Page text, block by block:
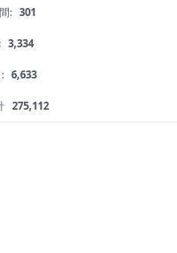
: 301
3,334
6,633
275,112